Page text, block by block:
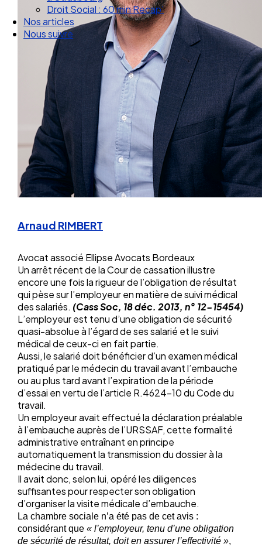
Nos articles
Nous suivre
Arnaud RIMBERT
Avocat associé Ellipse Avocats Bordeaux
Un arrêt récent de la Cour de cassation illustre
encore une fois la rigueur de l’obligation de résultat
qui pèse sur l’employeur en matière de suivi médical
des salariés. (Cass Soc, 18 déc. 2013, n° 12-15454)
L’employeur est tenu d’une obligation de sécurité
quasi-absolue à l’égard de ses salarié et le suivi
médical de ceux-ci en fait partie.
Aussi, le salarié doit bénéficier d’un examen médical
pratiqué par le médecin du travail avant l’embauche
ou au plus tard avant l’expiration de la période
d’essai en vertu de l’article R.4624-10 du Code du
travail.
Un employeur avait effectué la déclaration préalable
à l’embauche auprès de l’URSSAF, cette formalité
administrative entraînant en principe
automatiquement la transmission du dossier à la
médecine du travail.
Il avait donc, selon lui, opéré les diligences
suffisantes pour respecter son obligation
d’organiser la visite médicale d’embauche.
La chambre sociale n’a été pas de cet avis :
considérant que « l’employeur, tenu d’une obligation
de sécurité de résultat, doit en assurer l’effectivité »,